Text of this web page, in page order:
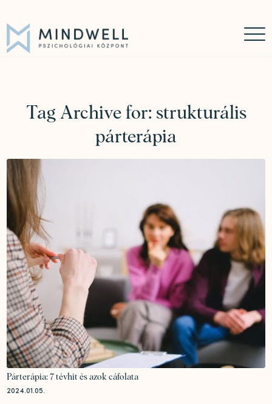
Tag Archive for: strukturális
párterápia
Párterápia: 7 tévhit és azok cáfolata
2024.01.05.